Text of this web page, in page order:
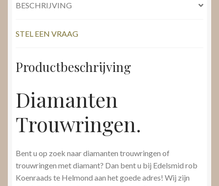
BESCHRIJVING
STEL EEN VRAAG
Productbeschrijving
Diamanten
Trouwringen.
Bent u op zoek naar diamanten trouwringen of
trouwringen met diamant? Dan bent u bij Edelsmid rob
Koenraads te Helmond aan het goede adres! Wij zijn